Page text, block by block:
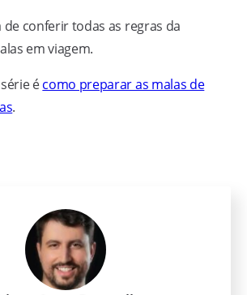
de conferir todas as regras da
em viagem.
écomo preparar as malas de
.